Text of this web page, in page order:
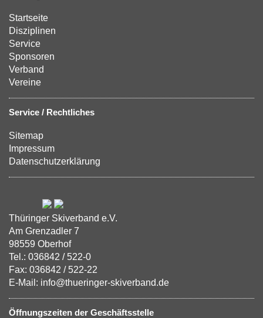
Startseite
Disziplinen
Service
Sponsoren
Verband
Vereine
Service / Rechtliches
Sitemap
Impressum
Datenschutzerklärung
Thüringer Skiverband e.V.
Am Grenzadler 7
98559 Oberhof
Tel.: 036842 / 522-0
Fax: 036842 / 522-22
E-Mail: info@thueringer-skiverband.de
Öffnungszeiten der Geschäftsstelle